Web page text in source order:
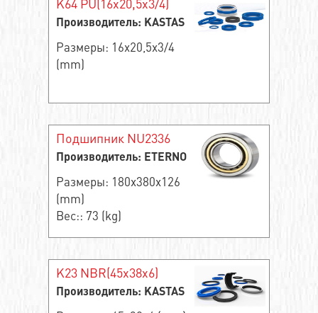
Производитель: KASTAS
Размеры: 16x20,5x3/4
(mm)
Подшипник NU2336
Производитель: ETERNO
Размеры: 180x380x126
(mm)
Вес:: 73 (kg)
K23 NBR(45x38x6)
Производитель: KASTAS